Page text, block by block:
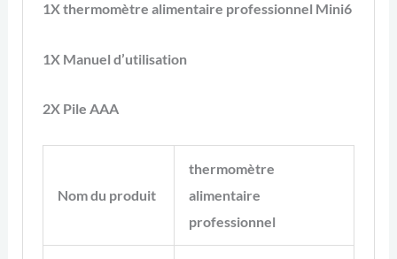
1X thermomètre alimentaire professionnel Mini6
1X Manuel d’utilisation
2X Pile AAA
Nom du produit
thermomètre
alimentaire
professionnel